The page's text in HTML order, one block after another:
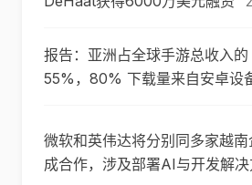
报告：亚洲占全球手游总收入的
55%，80% 下载量来自安卓设
微软和英伟达将分别同多家越南
成合作，涉及部署AI与开发解